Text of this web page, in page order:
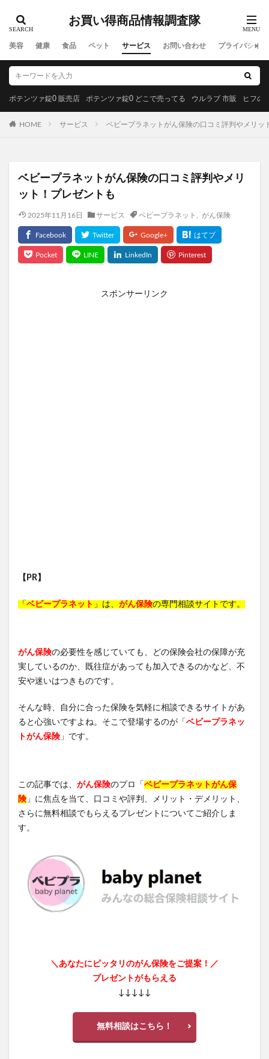
お買い得商品情報調査隊
美容 健康 食品 ペット サービス お問い合わせ プライバシー
Levoit(レボイト)空気清浄機 ミズノ(MIZUNO)
マーキュリーデュオ
マカエンペラー
ペロリン CMYファンデーション
Sinai(シナイ) さよなら中性生活プレミアム
テストコアNO3 Reveオーガニック歯みがき粉
ヘアトニックグロウジェル ヒックスミノキシジル5
健心キナーゼ クイックフリーズクールレスキュー
検索
ポテンツァ錠0 販売店 ポテンツァ錠0 どこで売ってる ウルラブ 市販 ヒフの
HOME サービス ベビープラネットがん保険の口コミ評判やメリッ
ベビープラネットがん保険の口コミ評判やメリ
ット！プレゼントも
2025年11月16日 サービス ベビープラネット がん保険
スポンサーリンク
【PR】
「 ベビープラネット 」は、 がん保険の専門相談サイトです。
がん保険の必要性を感じていても、どの保険会社の保障が充
実しているのか、既往症があっても加入できるのかなど、不
安や迷いはつきものです。
そんな時、自分に合った保険を気軽に相談できるサイトがあ
ると心強いですよね。そこで登場するのが「 ベビープラネッ
トがん保険」です。
この記事では、 がん保険のプロ「 ベビープラネットがん保
険」に焦点を当て、口コミや評判、メリット・デメリット、
さらに無料相談でもらえるプレゼントについてご紹介しま
す。
＼あなたにピッタリのがん保険をご提案！／
プレゼントがもらえる
↓↓↓↓↓
無料相談はこちら！